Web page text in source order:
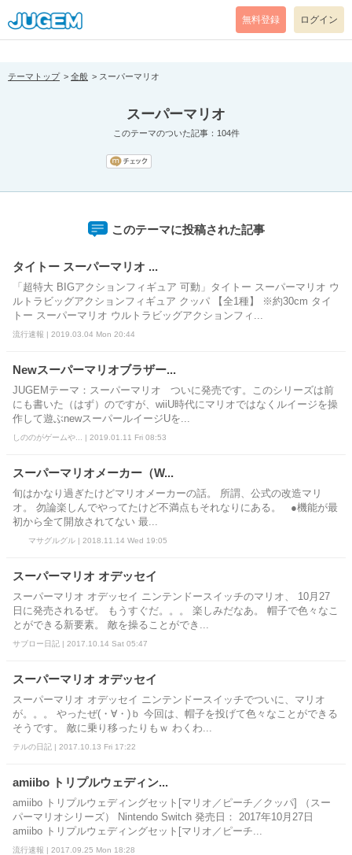
[pear_error: message="Success" code=0 mode=return level=notice
prefix="" info=""]
無料登録 ログイン
テーマトップ 全般 スーパーマリオ
スーパーマリオ
このテーマのついた記事：104件
このテーマに投稿された記事
タイトー スーパーマリオ ...
「超特大 BIGアクションフィギュア 可動」タイトー スーパーマリオ ウ
ルトラビッグアクションフィギュア クッパ 【全1種】 ※約30cm タイ
トー スーパーマリオ ウルトラビッグアクションフィ...
流行速報 | 2019.03.04 Mon 20:44
Newスーパーマリオブラザー...
JUGEMテーマ：スーパーマリオ ついに発売です。このシリーズは前
にも書いた（はず）のですが、wiiU時代にマリオではなくルイージを操
作して遊ぶnewスーパールイージUを...
しののがゲームや... | 2019.01.11 Fri 08:53
スーパーマリオメーカー（W...
旬はかなり過ぎたけどマリオメーカーの話。 所謂、公式の改造マリ
オ。 勿論楽しんでやってたけど不満点もそれなりにある。 ●機能が最
初から全て開放されてない 最...
マサグルグル | 2018.11.14 Wed 19:05
スーパーマリオ オデッセイ
スーパーマリオ オデッセイ ニンテンドースイッチのマリオ、 10月27
日に発売されるぜ。 もうすぐだ。。。 楽しみだなあ。 帽子で色々なこ
とができる新要素。 敵を操ることができ...
サブロー日記 | 2017.10.14 Sat 05:47
スーパーマリオ オデッセイ
スーパーマリオ オデッセイ ニンテンドースイッチでついに、マリオ
が。。。 やったぜ(・∀・)ｂ 今回は、帽子を投げて色々なことができる
そうです。 敵に乗り移ったりもｗ わくわ...
テルの日記 | 2017.10.13 Fri 17:22
amiibo トリプルウェディン...
amiibo トリプルウェディングセット[マリオ／ピーチ／クッパ] （スー
パーマリオシリーズ） Nintendo Switch 発売日： 2017年10月27日
amiibo トリプルウェディングセット[マリオ／ピーチ...
流行速報 | 2017.09.25 Mon 18:28